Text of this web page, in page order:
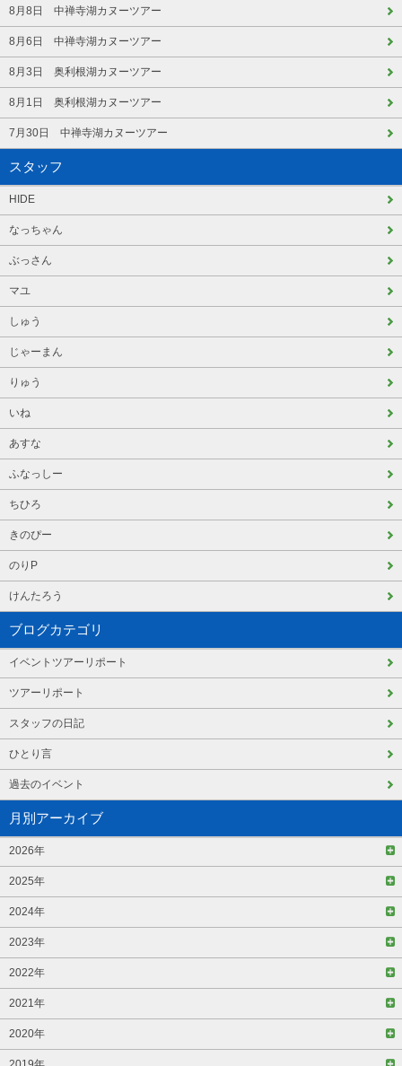
8月8日 中禅寺湖カヌーツアー
8月6日 中禅寺湖カヌーツアー
8月3日 奥利根湖カヌーツアー
8月1日 奥利根湖カヌーツアー
7月30日 中禅寺湖カヌーツアー
スタッフ
HIDE
なっちゃん
ぶっさん
マユ
しゅう
じゃーまん
りゅう
いね
あすな
ふなっしー
ちひろ
きのぴー
のりP
けんたろう
ブログカテゴリ
イベントツアーリポート
ツアーリポート
スタッフの日記
ひとり言
過去のイベント
月別アーカイブ
2026年
2025年
2024年
2023年
2022年
2021年
2020年